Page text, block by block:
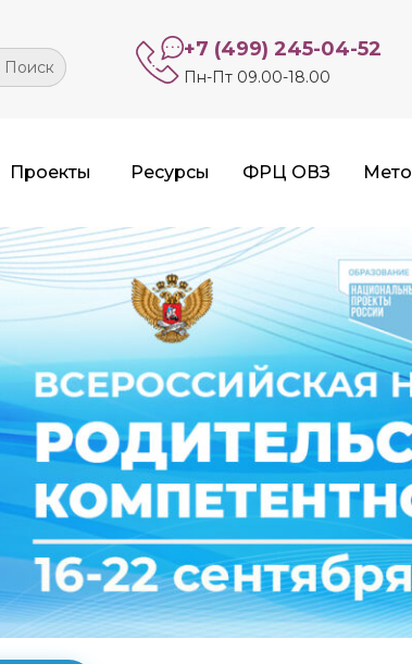
+7 (499) 245-04-52
Пн-Пт 09.00-18.00
Проекты Ресурсы ФРЦ ОВЗ